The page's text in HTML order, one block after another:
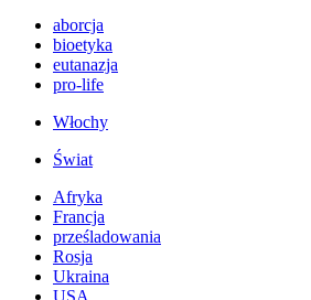
aborcja
bioetyka
eutanazja
pro-life
Włochy
Świat
Afryka
Francja
prześladowania
Rosja
Ukraina
USA